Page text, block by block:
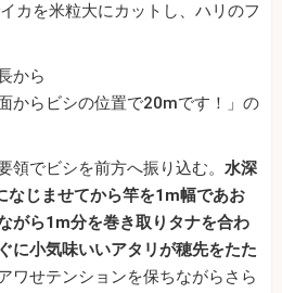
カを米粒大にカットし、ハリのフ
から
からビシの位置で20mです！」の
領でビシを前方へ振り込む。 水深
なじませてから竿を1m幅であお
がら1m分を巻き取りタナを合わ
に小気味いいアタリが穂先をたた
ワせテンションを保ちながらさら